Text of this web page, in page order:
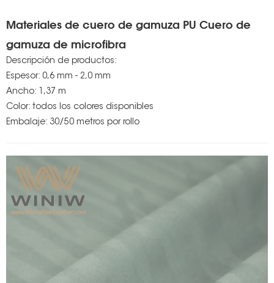
Materiales de cuero de gamuza PU Cuero de
gamuza de microfibra
Descripción de productos:
Espesor: 0,6 mm - 2,0 mm
Ancho: 1,37 m
Color: todos los colores disponibles
Embalaje: 30/50 metros por rollo